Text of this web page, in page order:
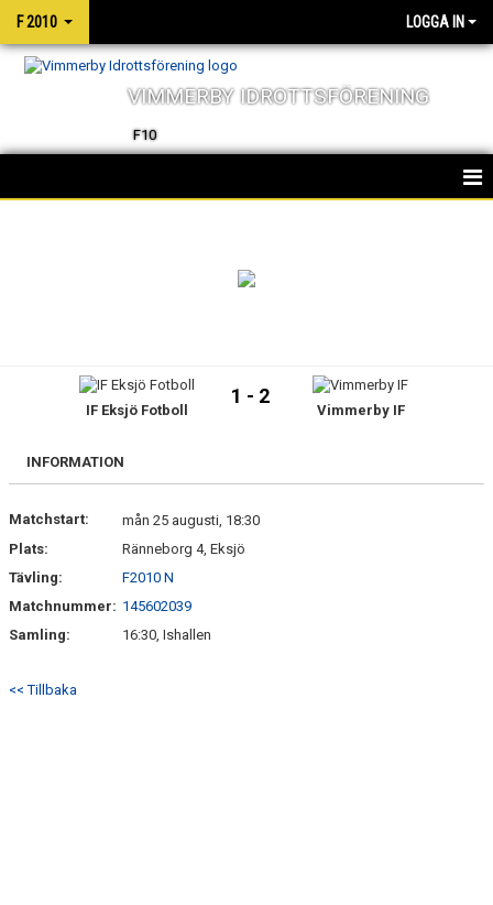
F 2010 LOGGA IN
VIMMERBY IDROTTSFÖRENING
F10
IF Eksjö Fotboll
1 - 2
Vimmerby IF
INFORMATION
Matchstart:
mån 25 augusti, 18:30
Plats:
Ränneborg 4, Eksjö
Tävling:
F2010 N
Matchnummer: 145602039
Samling:
16:30, Ishallen
<< Tillbaka